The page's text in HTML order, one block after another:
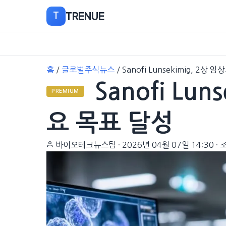
T TRENUE
홈 / 글로벌주식뉴스 / Sanofi Lunsekimig, 2상 임
PREMIUM
Sanofi
요 목표 달성
바이오테크뉴스팀 · 2026년 04월 07일 14:30 ·